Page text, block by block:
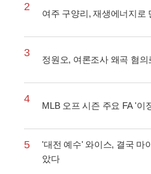
2
여주 구양리, 재생에너지로
3
정원오, 여론조사 왜곡 혐의
4
MLB 오프 시즌 주요 FA '이
5
'대전 예수' 와이스, 결국 마
았다